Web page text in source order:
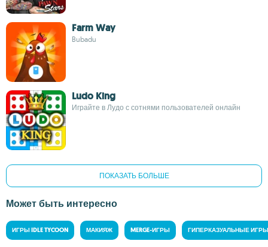
Farm Way
Bubadu
Ludo King
Играйте в Лудо с сотнями пользователей онлайн
ПОКАЗАТЬ БОЛЬШЕ
Может быть интересно
ИГРЫ IDLE TYCOON МАКИЯЖ MERGE-ИГРЫ ГИПЕРКАЗУАЛЬНЫЕ ИГРЫ